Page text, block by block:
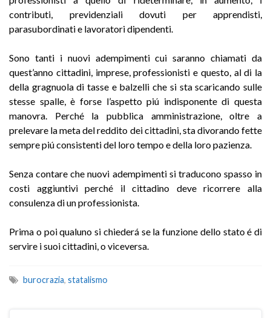
contributi, previdenziali dovuti per apprendisti,
parasubordinati e lavoratori dipendenti.
Sono tanti i nuovi adempimenti cui saranno chiamati da
quest’anno cittadini, imprese, professionisti e questo, al di la
della gragnuola di tasse e balzelli che si sta scaricando sulle
stesse spalle, è forse l’aspetto piú indisponente di questa
manovra. Perché la pubblica amministrazione, oltre a
prelevare la meta del reddito dei cittadini, sta divorando fette
sempre piú consistenti del loro tempo e della loro pazienza.
Senza contare che nuovi adempimenti si traducono spasso in
costi aggiuntivi perché il cittadino deve ricorrere alla
consulenza di un professionista.
Prima o poi qualuno si chiederá se la funzione dello stato é di
servire i suoi cittadini, o viceversa.
burocrazia, statalismo